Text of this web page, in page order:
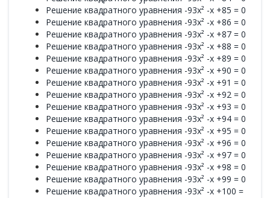
Решение квадратного уравнения -93x² -x +85 = 0
Решение квадратного уравнения -93x² -x +86 = 0
Решение квадратного уравнения -93x² -x +87 = 0
Решение квадратного уравнения -93x² -x +88 = 0
Решение квадратного уравнения -93x² -x +89 = 0
Решение квадратного уравнения -93x² -x +90 = 0
Решение квадратного уравнения -93x² -x +91 = 0
Решение квадратного уравнения -93x² -x +92 = 0
Решение квадратного уравнения -93x² -x +93 = 0
Решение квадратного уравнения -93x² -x +94 = 0
Решение квадратного уравнения -93x² -x +95 = 0
Решение квадратного уравнения -93x² -x +96 = 0
Решение квадратного уравнения -93x² -x +97 = 0
Решение квадратного уравнения -93x² -x +98 = 0
Решение квадратного уравнения -93x² -x +99 = 0
Решение квадратного уравнения -93x² -x +100 =